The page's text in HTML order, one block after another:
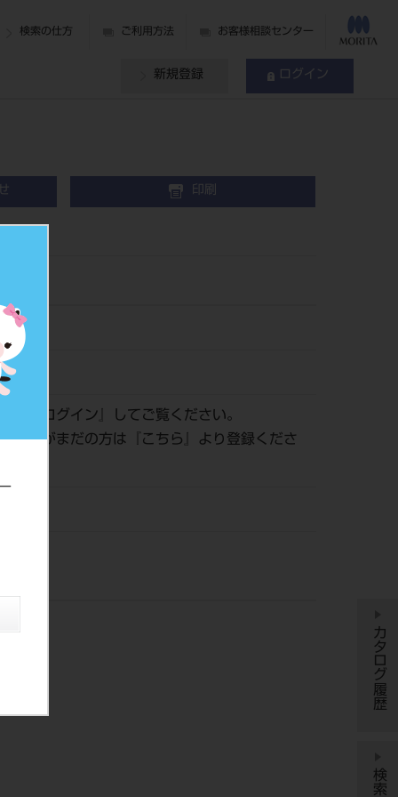
検索の仕方 ご利用方法 お客様相談センター
新規登録 ログイン
印刷
ログイン 』してご覧ください。
登録がまだの方は『
こちら 』より登録くださ
カタログ履歴